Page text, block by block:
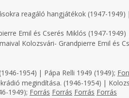
reagáló hangjátékok (1947-
Emil és Cserés Miklós (1947-
Kolozsvári- Grandpierre Emil és
1954) | Pápa Relli 1949 (1949);
megindítása. (1946-1954) |
1949); Forrás Forrás Forrás Forrás